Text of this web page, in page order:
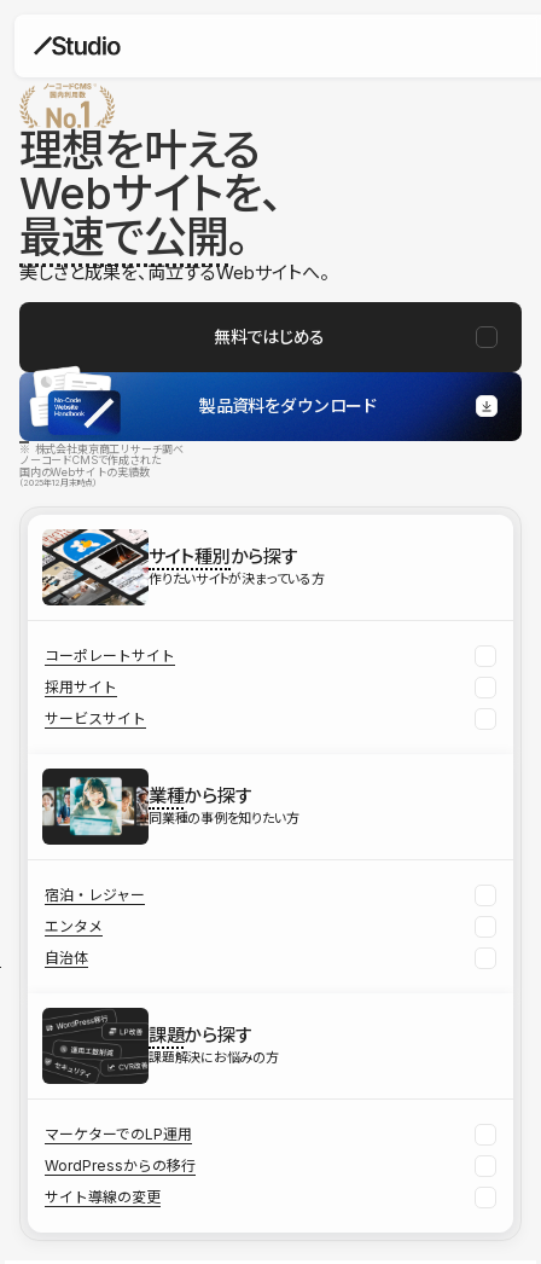
理想を叶える
Webサイトを、
最速で公開。
美しさと成果を、両立するWebサイトへ。
無料ではじめる
製品資料をダウンロード
※ 株式会社東京商工リサーチ調べ
ノーコードCMSで作成された
国内のWebサイトの実績数
（2025年12月末時点）
サイト種別から探す
作りたいサイトが決まっている方
コーポレートサイト
採用サイト
サービスサイト
業種から探す
同業種の事例を知りたい方
宿泊・レジャー
エンタメ
自治体
課題から探す
課題解決にお悩みの方
マーケターでのLP運用
WordPressからの移行
サイト導線の変更